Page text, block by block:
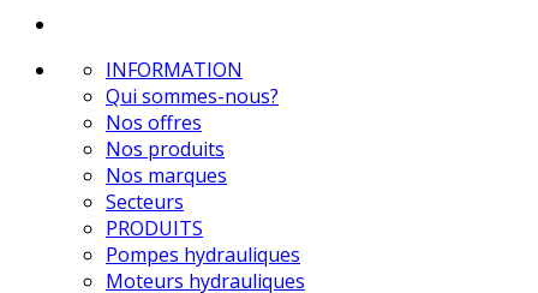
INFORMATION
Qui sommes-nous?
Nos offres
Nos produits
Nos marques
Secteurs
PRODUITS
Pompes hydrauliques
Moteurs hydrauliques